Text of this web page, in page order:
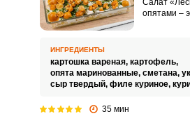
Салат
опятами –
ИНГРЕДИЕНТЫ
картошка вареная, картофель,
опята маринованные, сметана,
сыр твердый, филе куриное,
35 мин